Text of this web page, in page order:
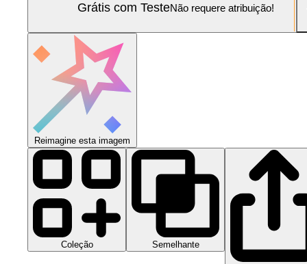
Grátis com TesteNão requere atribuição!
Reimagine esta imagem
Coleção Semelhante